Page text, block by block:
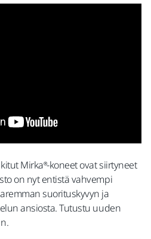
Mirka®-koneet ovat siirtyneet
on nyt entistä vahvempi
suorituskyvyn ja
ansiosta. Tutustu uuden